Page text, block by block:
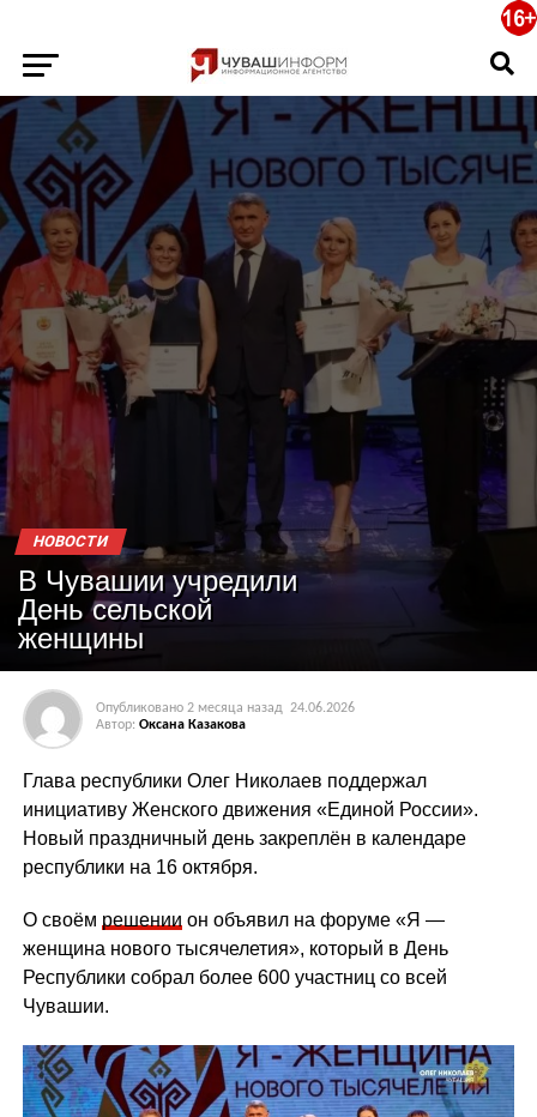
НОВОСТИ
В Чувашии учредили
День сельской
женщины
Опубликовано 2 месяца назад 24.06.2026
Автор: Оксана Казакова
Глава республики Олег Николаев поддержал
инициативу Женского движения «Единой России».
Новый праздничный день закреплён в календаре
республики на 16 октября.
О своём решении он объявил на форуме «Я —
женщина нового тысячелетия», который в День
Республики собрал более 600 участниц со всей
Чувашии.